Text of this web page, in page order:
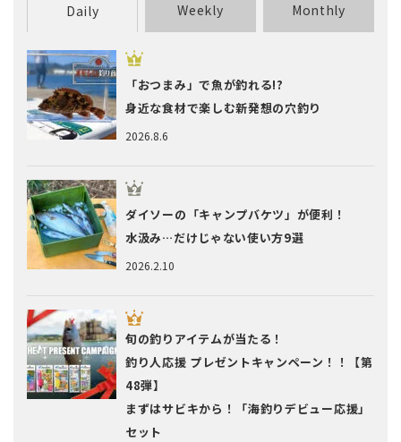
Daily Weekly Monthly
2026.8.6
「おつまみ」で魚が釣れる!?
身近な食材で楽しむ新発想の穴釣り
2026.2.10
ダイソーの「キャンプバケツ」が便利！
水汲み…だけじゃない使い方9選
旬の釣りアイテムが当たる！
釣り人応援 プレゼントキャンペーン！！【第
48弾】
まずはサビキから！「海釣りデビュー応援」
セット